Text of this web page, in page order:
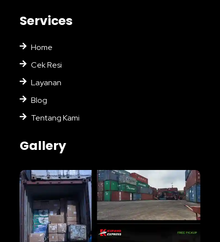
Services
Home
Cek Resi
Layanan
Blog
Tentang Kami
Gallery